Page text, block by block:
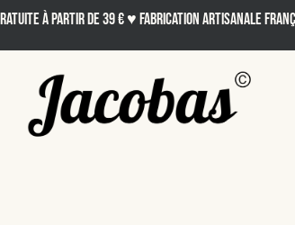
À PARTIR DE 39 € ♥ Fabrication artisanale